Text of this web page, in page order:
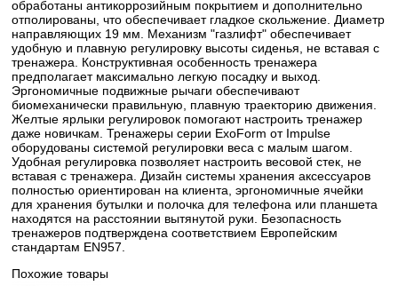
обработаны антикоррозийным покрытием и дополнительно
отполированы, что обеспечивает гладкое скольжение. Диаметр
направляющих 19 мм. Механизм "газлифт" обеспечивает
удобную и плавную регулировку высоты сиденья, не вставая с
тренажера. Конструктивная особенность тренажера
предполагает максимально легкую посадку и выход.
Эргономичные подвижные рычаги обеспечивают
биомеханически правильную, плавную траекторию движения.
Желтые ярлыки регулировок помогают настроить тренажер
даже новичкам. Тренажеры серии ExoForm от Impulse
оборудованы системой регулировки веса с малым шагом.
Удобная регулировка позволяет настроить весовой стек, не
вставая с тренажера. Дизайн системы хранения аксессуаров
полностью ориентирован на клиента, эргономичные ячейки
для хранения бутылки и полочка для телефона или планшета
находятся на расстоянии вытянутой руки. Безопасность
тренажеров подтверждена соответствием Европейским
стандартам EN957.
Похожие товары